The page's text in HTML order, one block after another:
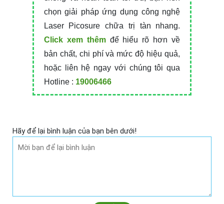
chọn giải pháp ứng dụng công nghệ
Laser Picosure chữa trị tàn nhang.
Click xem thêmđể hiểu rõ hơn về
bản chất, chi phí và mức độ hiệu quả,
hoặc liên hệ ngay với chúng tôi qua
Hotline : 19006466
Hãy để lại bình luận của bạn bên dưới!